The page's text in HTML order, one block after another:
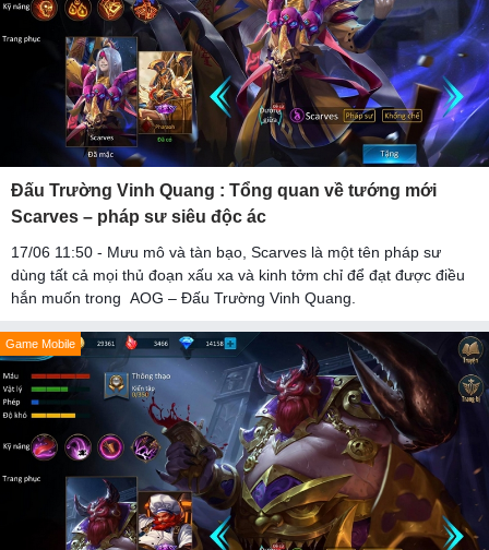
Đấu Trường Vinh Quang : Tổng quan về tướng mới
Scarves – pháp sư siêu độc ác
17/06 11:50 - Mưu mô và tàn bạo, Scarves là một tên pháp sư
dùng tất cả mọi thủ đoạn xấu xa và kinh tởm chỉ để đạt được điều
hắn muốn trong AOG – Đấu Trường Vinh Quang.
Game Mobile